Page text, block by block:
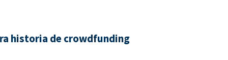
historia de crowdfunding